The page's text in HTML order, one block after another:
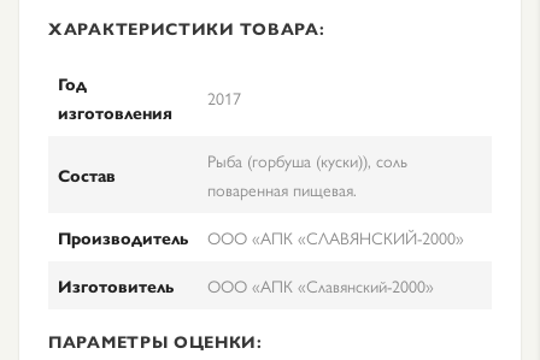
ХАРАКТЕРИСТИКИ ТОВАРА:
Год
изготовления
2017
Состав
Рыба (горбуша (куски)), соль
поваренная пищевая.
Производитель
ООО «АПК «СЛАВЯНСКИЙ-2000»
Изготовитель
ООО «АПК «Славянский-2000»
ПАРАМЕТРЫ ОЦЕНКИ: